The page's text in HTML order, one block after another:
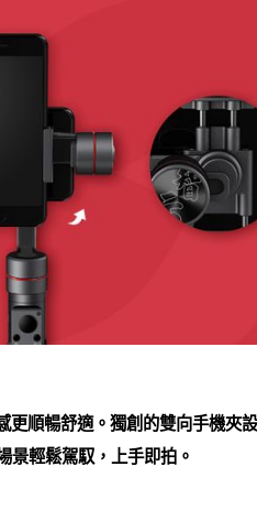
順暢舒適。獨創的雙向手機夾
景輕鬆駕馭，上手即拍。